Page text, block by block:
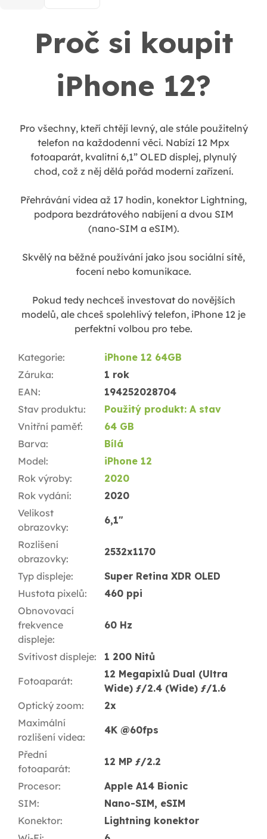
Proč si koupit
iPhone 12?
Pro všechny, kteří chtějí levný, ale stále použitelný
telefon na každodenní věci. Nabízí 12 Mpx
fotoaparát, kvalitní 6,1” OLED displej, plynulý
chod, což z něj dělá pořád moderní zařízení.
Přehrávání videa až 17 hodin, konektor Lightning,
podpora bezdrátového nabíjení a dvou SIM
(nano-SIM a eSIM).
Skvělý na běžné používání jako jsou sociální sítě,
focení nebo komunikace.
Pokud tedy nechceš investovat do novějších
modelů, ale chceš spolehlivý telefon, iPhone 12 je
perfektní volbou pro tebe.
Kategorie:
iPhone 12 64GB
Záruka:
1 rok
EAN:
194252028704
Stav produktu:
Použitý produkt: A stav
Vnitřní paměť:
64 GB
Barva:
Bílá
Model:
iPhone 12
Rok výroby:
2020
Rok vydání:
2020
Velikost
obrazovky:
6,1"
Rozlišení
obrazovky:
2532x1170
Typ displeje:
Super Retina XDR OLED
Hustota pixelů:
460 ppi
Obnovovací
frekvence
displeje:
60 Hz
Svítivost displeje: 1 200 Nitů
Fotoaparát:
12 Megapixlů Dual (Ultra
Wide) ƒ/2.4 (Wide) ƒ/1.6
Optický zoom:
2x
Maximální
rozlišení videa:
4K @60fps
Přední
fotoaparát:
12 MP ƒ/2.2
Procesor:
Apple A14 Bionic
SIM:
Nano-SIM, eSIM
Konektor:
Lightning konektor